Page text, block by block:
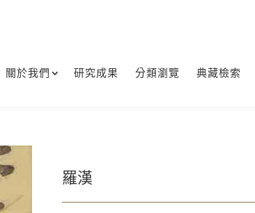
關於我們 研究成果 分類瀏覽 典藏檢索
羅漢